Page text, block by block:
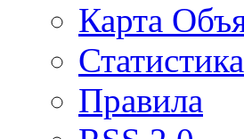
Карта
Статистика
Правила